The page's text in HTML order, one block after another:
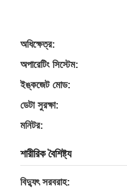
অধিক্ষেত্র:
অপারেটিং সিস্টেম:
ইঙ্কজেট মোড:
ডেটা সুরক্ষা:
মনিটর:
শারীরিক বৈশিষ্ট্য
বিদ্যুৎ সরবরাহ: